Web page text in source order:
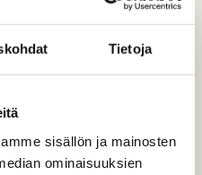
Tietoja
sisällön ja mainosten
ominaisuuksien
kuljetaan
vanhojen